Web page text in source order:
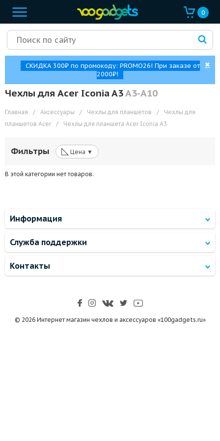
0
СКИДКА 300₽ по промокоду: PROMO26! При заказе от
2000₽!
✖
Чехлы для Acer Iconia A3A3-A10
Главная / Аксессуары / Чехлы для планшетов /
Чехлы для
планшетов Acer
/ Чехлы для планшета Acer Iconia A3
Фильтры ◺ Цена ▼
В этой категории нет товаров.
Информация
Служба поддержки
Контакты
© 2026 Интернет магазин чехлов и аксессуаров «100gadgets.ru»